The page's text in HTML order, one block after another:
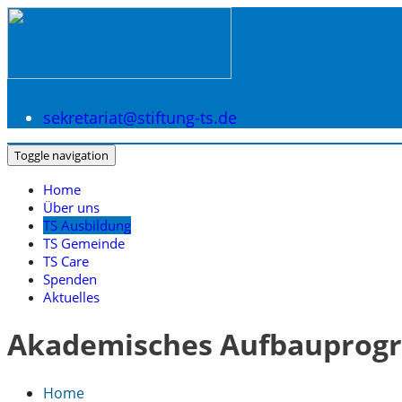
sekretariat@stiftung-ts.de
Toggle navigation
Home
Über uns
TS Ausbildung
TS Gemeinde
TS Care
Spenden
Aktuelles
Akademisches
Home